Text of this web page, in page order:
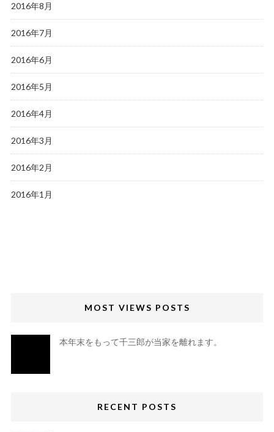
2016年8月
2016年7月
2016年6月
2016年5月
2016年4月
2016年3月
2016年2月
2016年1月
MOST VIEWS POSTS
本年末をもって千三郎が当家を離れます。
RECENT POSTS